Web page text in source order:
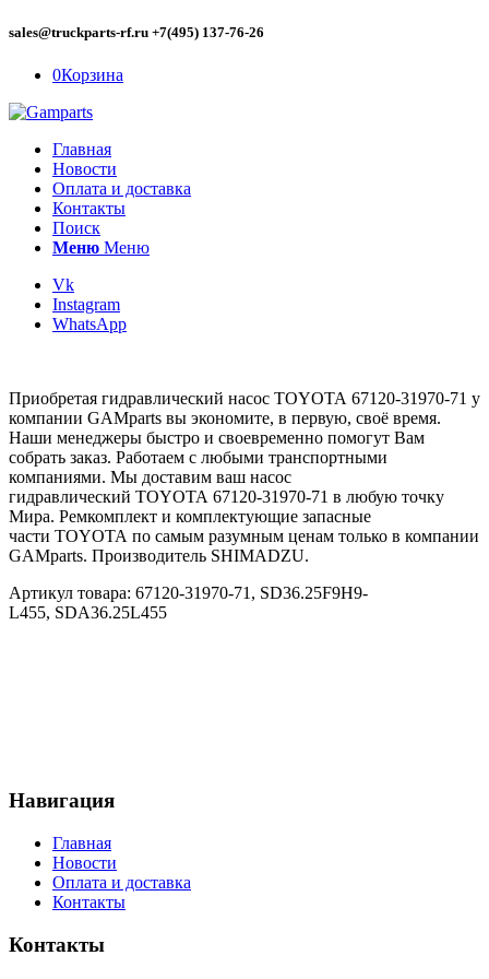
sales@truckparts-rf.ru +7(495) 137-76-26
0Корзина
Главная
Новости
Оплата и доставка
Контакты
Поиск
Меню Меню
Vk
Instagram
WhatsApp
Приобретая гидравлический насос TOYOTA 67120-31970-71 у
компании GAMparts вы экономите, в первую, своё время.
Наши менеджеры быстро и своевременно помогут Вам
собрать заказ. Работаем с любыми транспортными
компаниями. Мы доставим ваш насос
гидравлический TOYOTA 67120-31970-71 в любую точку
Мира. Ремкомплект и комплектующие запасные
части TOYOTA по самым разумным ценам только в компании
GAMparts. Производитель SHIMADZU.
Артикул товара: 67120-31970-71, SD36.25F9H9-
L455, SDA36.25L455
Навигация
Главная
Новости
Оплата и доставка
Контакты
Контакты